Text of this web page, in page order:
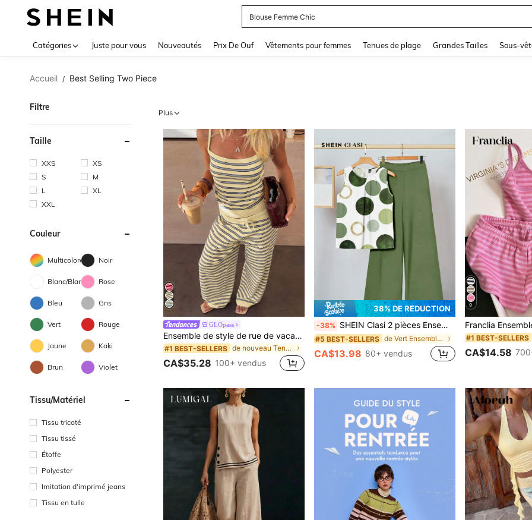
Maillot De Bain Femme
Catégories Juste pour vous Nouveautés Prix De Ouf Vêtements pour femmes Tenues de plage Grandes Tailles Sous-
Accueil / Best Selling Two Piece
Filtre
Taille
XXS
XS
S
M
L
XL
XXL
Couleur
Multicolore Noir
Blanc/Blanche Rose
Bleu Gris
Vert Rouge
Jaune Kaki
Brun Violet
Tissu/matériel
Tissu tricoté
Tissu tissé
Étoffe
Polyester
Imitation d'imprimé jeans
Tissu en tulle
Plus
GLOpass
Ensemble de style de rue de vacances tricoté rayé jaune & bleu 2026, Top à bretelles spaghetti + Pantalon large, Tenue décontractée 2 pièces élégante d'été
#1 BEST-SELLERS de nouveau Tenues deux pièces pour femmes
CA$35.28 100+ vendus
38% DE RÉDUCTION
-38% SHEIN Clasi 2 pièces Ensemble femme à motif de pois minimaliste et décontracté, adapté pour l'été
#5 BEST-SELLERS de Vert Ensembles assortis
CA$13.98 80+ vendus
9
#1 BEST-SELLERS
CA$14.58